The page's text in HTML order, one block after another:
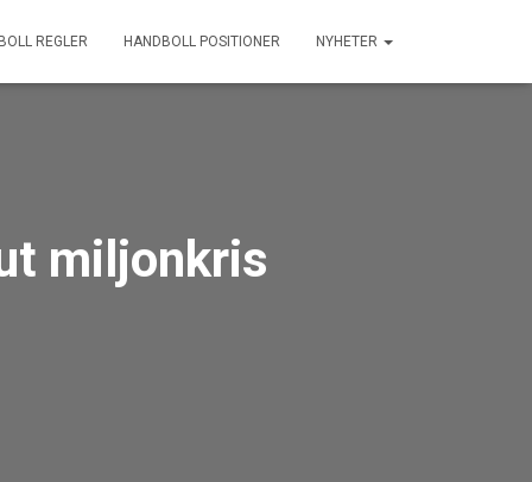
REGLER HANDBOLL POSITIONER NYHETER
miljonkris